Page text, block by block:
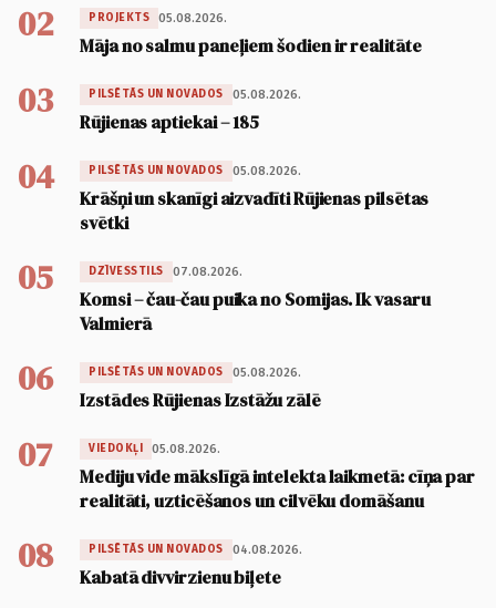
02 PROJEKTS 05.08.2026.
Māja no salmu paneļiem šodien ir realitāte
03 PILSĒTĀS UN NOVADOS 05.08.2026.
Rūjienas aptiekai – 185
04 PILSĒTĀS UN NOVADOS 05.08.2026.
Krāšņi un skanīgi aizvadīti Rūjienas pilsētas
svētki
05 DZĪVESSTILS 07.08.2026.
Komsi – čau-čau puika no Somijas. Ik vasaru
Valmierā
06 PILSĒTĀS UN NOVADOS 05.08.2026.
Izstādes Rūjienas Izstāžu zālē
07 VIEDOKĻI 05.08.2026.
Mediju vide mākslīgā intelekta laikmetā: cīņa par
realitāti, uzticēšanos un cilvēku domāšanu
08 PILSĒTĀS UN NOVADOS 04.08.2026.
Kabatā divvirzienu biļete